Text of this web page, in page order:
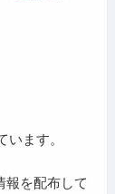
います。
報を配布して